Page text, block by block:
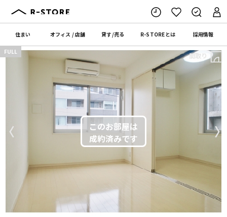
住まい オフィス /店舗 貸す/売る R-STOREとは 採用情報
〈 〉
FULL 間取り